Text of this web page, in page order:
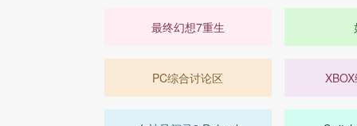
格的美术和音效设
提供了恰如其份的
最终幻想7重生
PC综合讨论区